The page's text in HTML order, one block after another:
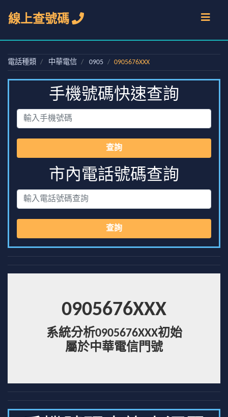
線上查號碼
電話種類 中華電信 0905 0905676XXX
手機號碼快速查詢
查詢
市內電話號碼查詢
查詢
0905676XXX
系統分析0905676XXX初始
屬於中華電信門號